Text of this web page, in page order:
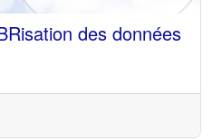
des données